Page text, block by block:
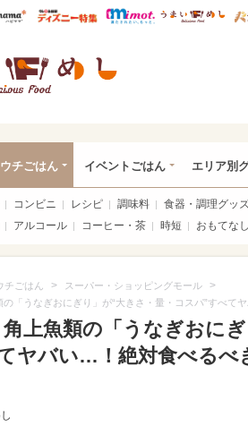
あ総研ハピママ* ウレぴあ総研 ディズニ
mimot. う
ウチごはん イベントごはん エリア別
コンビニ レシピ 調味料 食器・調理グッ
アルコール コーヒー・茶 時短 おもてなし
チごはん > スーパー・ショッピングモール >
の「うなぎおにぎり」が“大きさ・量・コスパ”すべ
角上魚類の「うなぎおに
ヤバい…！絶対食べる